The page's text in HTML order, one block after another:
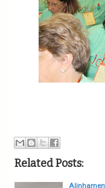
Related Posts: